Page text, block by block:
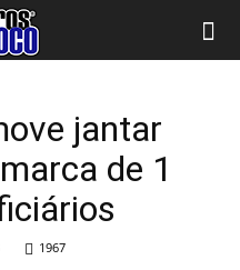
jantar
de 1
1967